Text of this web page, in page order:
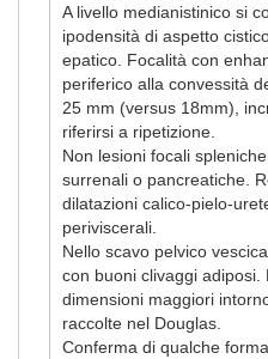
A livello medianistinico si
ipodensità di aspetto
epatico. Focalità con
periferico alla convessità
25 mm (versus 18mm),
riferirsi a ripetizione.
Non lesioni focali
surrenali o pancreatiche.
dilatazioni calico-pielo-
periviscerali.
Nello scavo pelvico
con buoni clivaggi adiposi.
dimensioni maggiori
raccolte nel Douglas.
Conferma di qualche